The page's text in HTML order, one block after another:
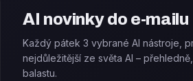
AI novinky do e-mailu
Každý pátek 3 vybrané AI nástroje,
nejdůležitější ze světa AI –
balastu.